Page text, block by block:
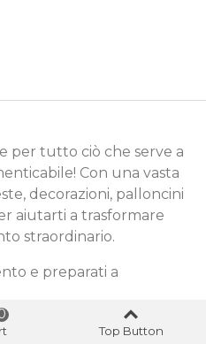
per tutto ciò che serve a
Con una vasta
decorazioni, palloncini
aiutarti a trasformare
straordinario.
e preparati a
Top Button